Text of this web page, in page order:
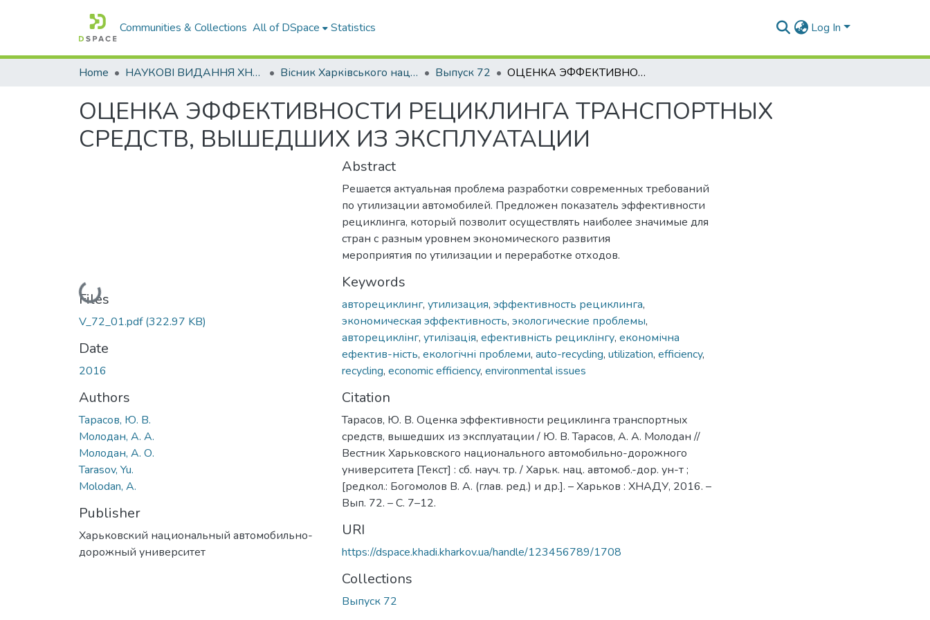
Communities & Collections All of DSpace Statistics Log In
Home НАУКОВІ ВИДАННЯ ХНАДУ Вісник Харківського національного автомобільно-дорожнього університету / Вестник Харьковского национального автомобильно-дорожного университета Выпуск 72 ОЦЕНКА ЭФФЕКТИВНОСТИ РЕЦИКЛИНГА ТРАНСПОРТНЫХ СРЕДСТВ, ВЫШЕДШИХ ИЗ ЭКСПЛУАТАЦИИ
ОЦЕНКА ЭФФЕКТИВНОСТИ РЕЦИКЛИНГА ТРАНСПОРТНЫХ
СРЕДСТВ, ВЫШЕДШИХ ИЗ ЭКСПЛУАТАЦИИ
Loading...
Files
V_72_01.pdf(322.97 KB)
Date
2016
Authors
Тарасов, Ю. В.
Молодан, А. А.
Молодан, А. О.
Tarasov, Yu.
Molodan, A.
Publisher
Харьковский национальный автомобильно-
дорожный университет
Abstract
Решается актуальная проблема разработки современных требований
по утилизации автомобилей. Предложен показатель эффективности
рециклинга, который позволит осуществлять наиболее значимые для
стран с разным уровнем экономического развития
мероприятия по утилизации и переработке отходов.
Keywords
авторециклинг, утилизация, эффективность рециклинга,
экономическая эффективность, экологические проблемы,
авторециклінг, утилізація, ефективність рециклінгу, економічна
ефектив-ність, екологічні проблеми, auto-recycling, utilization, efficiency,
recycling, economic efficiency, environmental issues
Citation
Тарасов, Ю. В. Оценка эффективности рециклинга транспортных
средств, вышедших из эксплуатации / Ю. В. Тарасов, А. А. Молодан //
Вестник Харьковского национального автомобильно-дорожного
университета [Текст] : сб. науч. тр. / Харьк. нац. автомоб.-дор. ун-т ;
[редкол.: Богомолов В. А. (глав. ред.) и др.]. – Харьков : ХНАДУ, 2016. –
Вып. 72. – C. 7–12.
URI
https://dspace.khadi.kharkov.ua/handle/123456789/1708
Collections
Выпуск 72